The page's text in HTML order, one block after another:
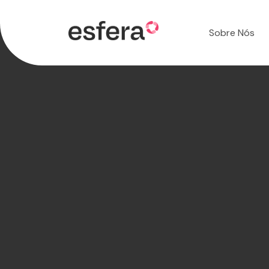
Sobre Nós